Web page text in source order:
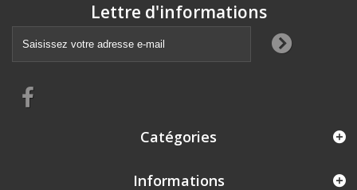
Lettre d'informations
Catégories
Informations